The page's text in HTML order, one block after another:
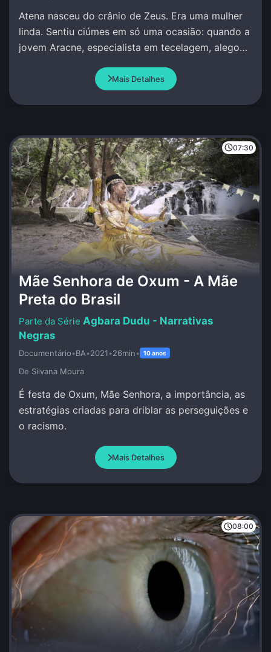
Atena nasceu do crânio de Zeus. Era uma mulher
linda. Sentiu ciúmes em só uma ocasião: quando a
jovem Aracne, especialista em tecelagem, alegou
Mais Detalhes
07:30
Mãe Senhora de Oxum - A Mãe
Preta do Brasil
Agbara Dudu - Narrativas
Negras
Documentário•BA•2021•26min• 10 anos
De Silvana Moura
É festa de Oxum, Mãe Senhora, a importância, as
estratégias criadas para driblar as perseguições e
o racismo.
Mais Detalhes
08:00